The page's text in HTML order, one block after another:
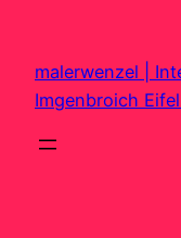
springen
malerwenzel |
Imgenbroich